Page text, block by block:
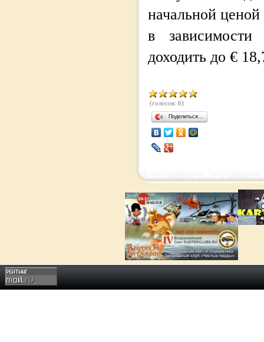
начальной
в
доходить до €
(голосов: 6)
Поделиться…